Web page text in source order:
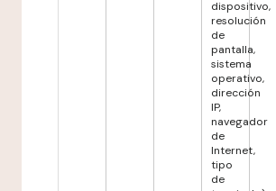
dispositivo,
resolución
de
pantalla,
sistema
operativo,
dirección
IP,
navegador
de
Internet,
tipo
de